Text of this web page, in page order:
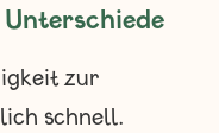
zur
schnell.